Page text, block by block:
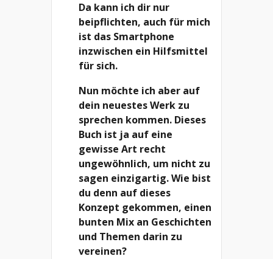
Da kann ich dir nur
beipflichten, auch für mich
ist das Smartphone
inzwischen ein Hilfsmittel
für sich.
Nun möchte ich aber auf
dein neuestes Werk zu
sprechen kommen. Dieses
Buch ist ja auf eine
gewisse Art recht
ungewöhnlich, um nicht zu
sagen einzigartig. Wie bist
du denn auf dieses
Konzept gekommen, einen
bunten Mix an Geschichten
und Themen darin zu
vereinen?